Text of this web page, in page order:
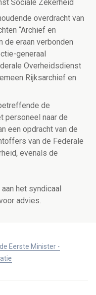
Sociale Zekerheid
overdracht van
“Archief en
de eraan verbonden
generaal
Overheidsdienst
Rijksarchief en
de
personeel naar de
een opdracht van de
van de Federale
evenals de
het syndicaal
advies.
Eerste Minister -